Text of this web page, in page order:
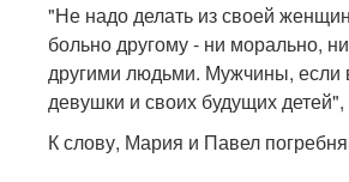
"Не надо делать из своей
больно другому - ни морально,
другими людьми. Мужчины, если
девушки и своих будущих
К слову, Мария и Павел